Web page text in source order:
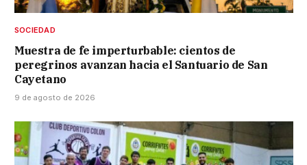
SOCIEDAD
Muestra de fe imperturbable: cientos de
peregrinos avanzan hacia el Santuario de San
Cayetano
9 de agosto de 2026